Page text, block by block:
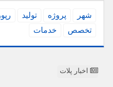
شهر پروژه تولید
تخصص
خدمات
اخبار پلات